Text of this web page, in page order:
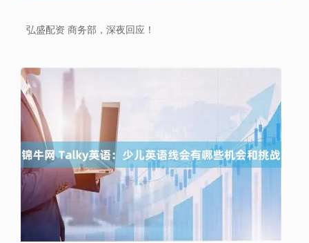
弘盛配资 商务部，深夜回应！